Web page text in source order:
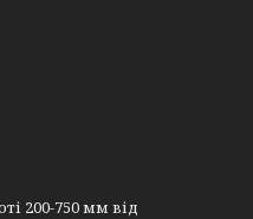
200-750 мм від